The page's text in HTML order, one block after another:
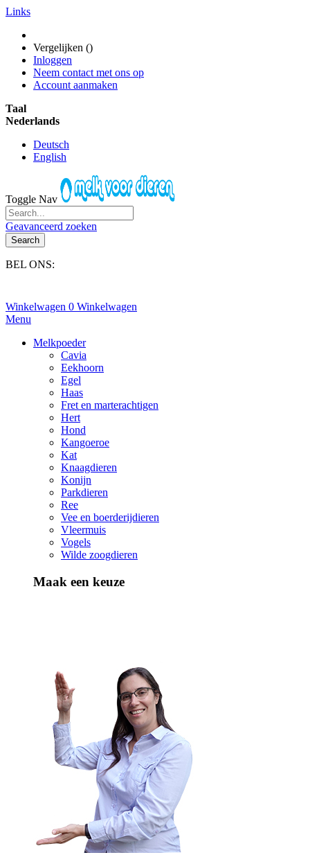
Links
Vergelijken ()
Inloggen
Neem contact met ons op
Account aanmaken
Taal
Nederlands
Deutsch
English
Toggle Nav
Geavanceerd zoeken
Search
BEL ONS:
Winkelwagen 0 Winkelwagen
Menu
Melkpoeder
Cavia
Eekhoorn
Egel
Haas
Fret en marterachtigen
Hert
Hond
Kangoeroe
Kat
Knaagdieren
Konijn
Parkdieren
Ree
Vee en boerderijdieren
Vleermuis
Vogels
Wilde zoogdieren
Maak een keuze